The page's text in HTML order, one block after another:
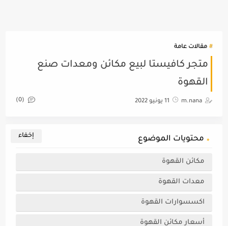
مقالات عامة
متجر كافيستا لبيع مكائن ومعدات صنع
القهوة
m.nana 11 يونيو 2022 (0)
محتويات الموضوع
مكائن القهوة
معدات القهوة
اكسسوارات القهوة
أسعار مكائن القهوة